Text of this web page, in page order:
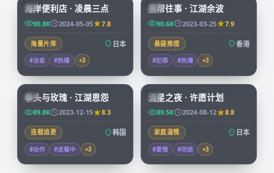
JP
海岸便利店 · 凌晨三点
90.8K 2024-05-05 7.8
海量片库 日本
#治愈 #热播 +3
HK
黑帮往事 · 江湖余波
90.6K 2023-03-25 7.9
悬疑推理 香港
#犯罪 #热播 +3
KR
拳头与玫瑰 · 江湖恩怨
89.8K 2023-12-15 8.3
连载追更 韩国
#动作 #连载中 +3
JP
流星之夜 · 许愿计划
89.5K 2024-08-12 8.8
家庭温情 日本
#爱情 #完结 +3
59:19 99:39